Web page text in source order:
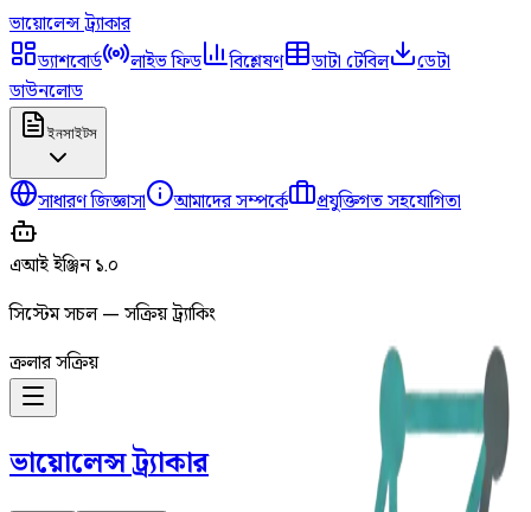
ভায়োলেন্সট্র্যাকার
ড্যাশবোর্ড
লাইভ ফিড বিশ্লেষণ ডাটা টেবিল
ডেটা
ডাউনলোড
ইনসাইটস
সাধারণ জিজ্ঞাসা আমাদের সম্পর্কে প্রযুক্তিগত সহযোগিতা
এআই ইঞ্জিন ১.০
সিস্টেম সচল — সক্রিয় ট্র্যাকিং
ক্রলার সক্রিয়
ভায়োলেন্সট্র্যাকার